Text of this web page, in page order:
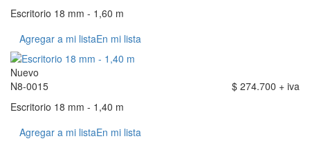
Escritorio 18 mm - 1,60 m
Agregar a mi listaEn mi lista
Nuevo
N8-0015
$ 274.700 + iva
Escritorio 18 mm - 1,40 m
Agregar a mi listaEn mi lista